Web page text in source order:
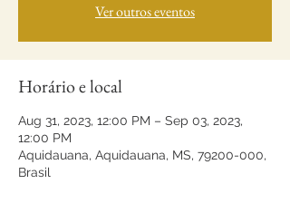
Ver outros eventos
Horário e local
Aug 31, 2023, 12:00 PM – Sep 03, 2023,
12:00 PM
Aquidauana, Aquidauana, MS, 79200-000,
Brasil